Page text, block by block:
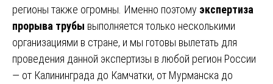
регионы также огромны. Именно поэтому экспертиза
прорыва трубы выполняется только несколькими
организациями в стране, и мы готовы вылетать для
проведения данной экспертизы в любой регион России
— от Калининграда до Камчатки, от Мурманска до